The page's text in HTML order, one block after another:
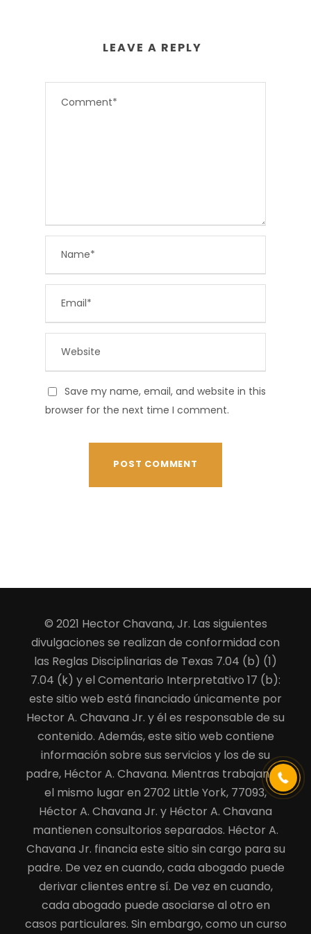
LEAVE A REPLY
Save my name, email, and website in this
browser for the next time I comment.
© 2021 Hector Chavana, Jr. Las siguientes
divulgaciones se realizan de conformidad con
las Reglas Disciplinarias de Texas 7.04 (b) (1)
7.04 (k) y el Comentario Interpretativo 17 (b):
este sitio web está financiado únicamente por
Hector A. Chavana Jr. y él es responsable de su
contenido. Además, este sitio web contiene
información sobre sus servicios y los de su
padre, Héctor A. Chavana. Mientras trabajan en
el mismo lugar en 2702 Little York, 77093,
Héctor A. Chavana Jr. y Héctor A. Chavana
mantienen consultorios separados. Héctor A.
Chavana Jr. financia este sitio sin cargo para su
padre. De vez en cuando, cada abogado puede
derivar clientes entre sí. De vez en cuando,
cada abogado puede asociarse al otro en
casos particulares. Sin embargo, como un curso
(713) 979-2941